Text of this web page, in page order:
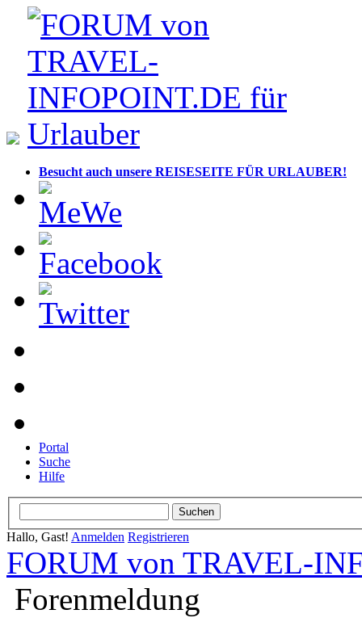
Besucht auch unsere REISESEITE FÜR URLAUBER!
Portal
Suche
Hilfe
Hallo, Gast! Anmelden Registrieren
FORUM von TRAVEL-
Forenmeldung